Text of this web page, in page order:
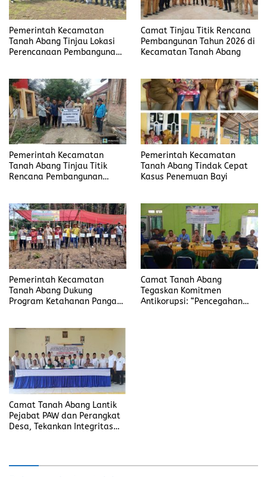
Pemerintah Kecamatan
Tanah Abang Tinjau Lokasi
Perencanaan Pembangunan
Camat Tinjau Titik Rencana
Pembangunan Tahun 2026 di
Kecamatan Tanah Abang
Pemerintah Kecamatan
Tanah Abang Tinjau Titik
Rencana Pembangunan
Pemerintah Kecamatan
Tanah Abang Tindak Cepat
Kasus Penemuan Bayi
Pemerintah Kecamatan
Tanah Abang Dukung
Program Ketahanan Pangan
Camat Tanah Abang
Tegaskan Komitmen
Antikorupsi: “Pencegahan
Camat Tanah Abang Lantik
Pejabat PAW dan Perangkat
Desa, Tekankan Integritas